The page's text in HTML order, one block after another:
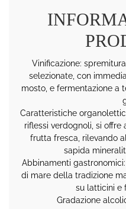
Vinificazione:
selezionate, con
mosto, e fermentazione a
Caratteristiche
riflessi verdognoli, si offre
frutta fresca, rilevando
sapida
Abbinamenti
di mare della tradizione
su latticini e
Gradazione